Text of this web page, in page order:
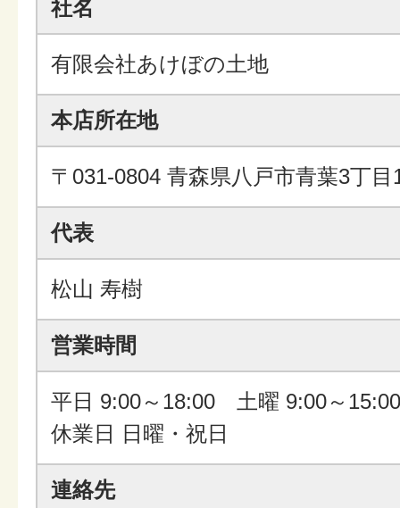
社名
有限会社あけぼの土地
本店所在地
〒031-0804 青森県八戸市青葉3丁目
代表
松山 寿樹
営業時間
平日 9:00～18:00 土曜 9:00～15:00
休業日 日曜・祝日
連絡先